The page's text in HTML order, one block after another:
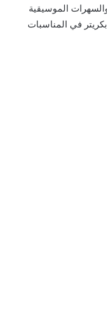
الموسيقية
في المناسبات